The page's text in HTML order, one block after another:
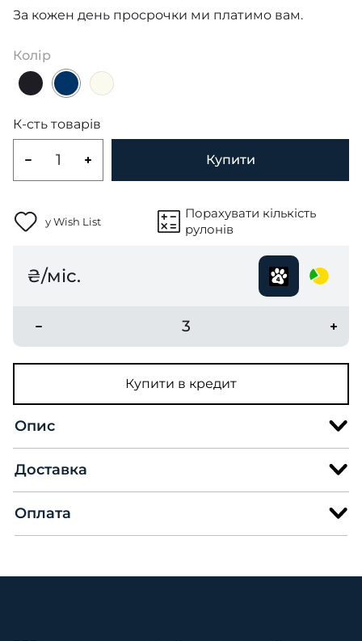
За кожен день просрочки ми платимо вам.
Колір
К-сть товарів
Купити
у Wish List
Порахувати кількість
рулонів
₴/міс.
3
Купити в кредит
Опис
Доставка
Оплата